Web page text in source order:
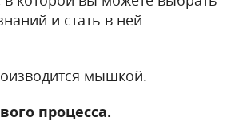
и стать в ней
мышкой.
процесса.